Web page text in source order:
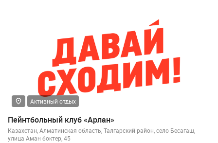
Активный отдых
Пейнтбольный клуб «Арлан»
Казахстан, Алматинская область, Талгарский район, село Бесагаш,
улица Аман боктер, 45